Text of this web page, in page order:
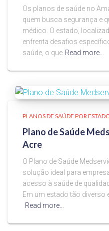
Os planos de saúde no
quem busca segurança e
médico. O estado,
enfrenta desafios
saúde, o que Read more…
PLANOS DE SAÚDE POR
Plano de Saúde
Acre
O Plano de Saúde
solução ideal para
acesso à saúde de
Em um estado tão
Read more…